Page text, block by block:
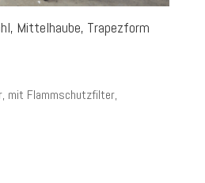
Mittelhaube, Trapezform
mit Flammschutzfilter,